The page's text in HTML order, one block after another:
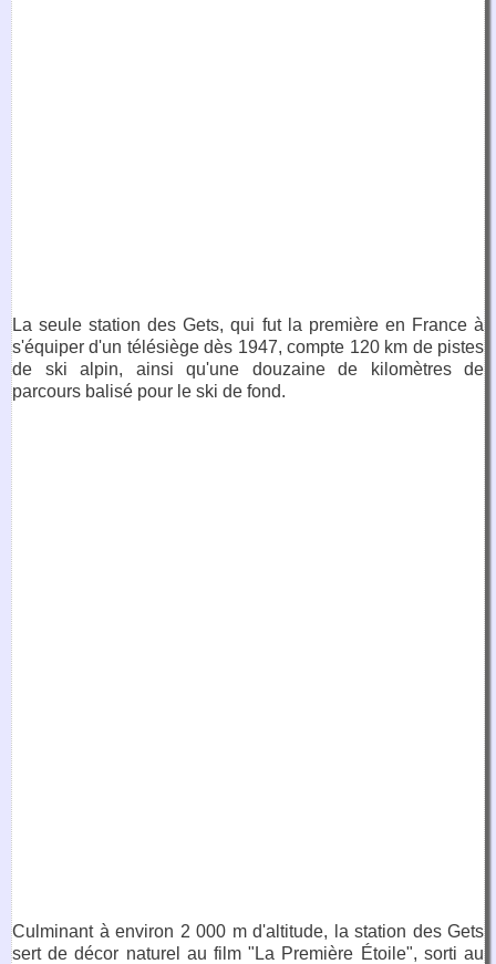
La seule station des Gets, qui fut la première en France à
s'équiper d'un télésiège dès 1947, compte 120 km de pistes
de ski alpin, ainsi qu'une douzaine de kilomètres de
parcours balisé pour le ski de fond.
Culminant à environ 2 000 m d'altitude, la station des Gets
sert de décor naturel au film "La Première Étoile", sorti au